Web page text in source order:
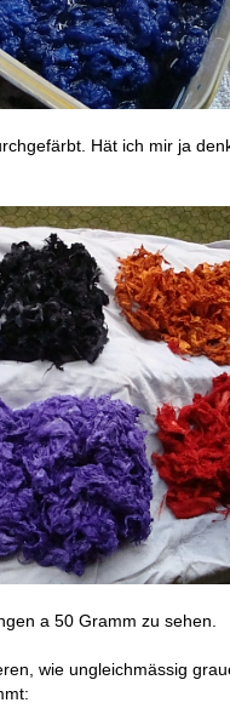
Hät ich mir ja
a 50 Gramm zu sehen.
wie ungleichmässig